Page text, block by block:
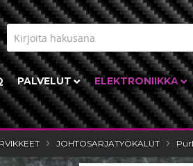
PALVELUT ELEKTRONIIKKA
JOHTOSARJATYÖKALUT